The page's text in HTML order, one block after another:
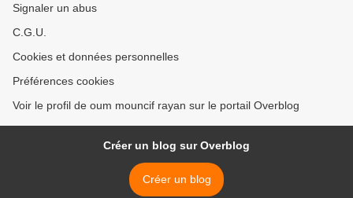
Signaler un abus
C.G.U.
Cookies et données personnelles
Préférences cookies
Voir le profil de oum mouncif rayan sur le portail Overblog
Créer un blog sur Overblog
Créer un blog